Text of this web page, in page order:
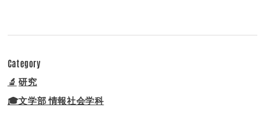
Category
🔬 研究
🎓文学部 情報社会学科